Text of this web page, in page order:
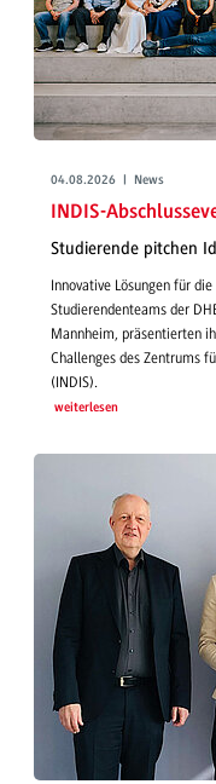
04.08.2026 | News
INDIS-
Studierende pitchen
Innovative Lösungen für
Studierendenteams der
Mannheim, präsentierten
Challenges des Zentrums
(INDIS).
weiterlesen